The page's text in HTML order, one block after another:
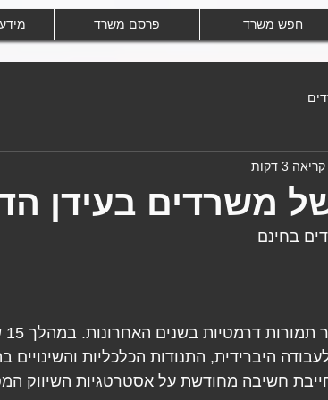
חפש משרד פרסם משרד
משרדים בעידן
3 דקות
בחינם
היברידית, התנודות הכלכליות והשינויים
חשיבה מחודשת על אסטרטגיות השיווק